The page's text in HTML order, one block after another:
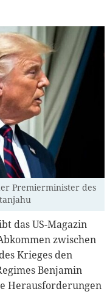
Premierminister des
das US-Magazin
zwischen
Krieges den
Benjamin
Herausforderungen